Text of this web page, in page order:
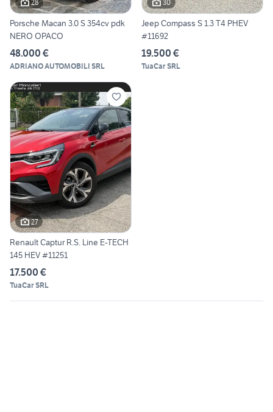
28
Porsche Macan 3.0 S 354cv pdk
NERO OPACO
48.000 €
ADRIANO AUTOMOBILI SRL
30
Jeep Compass S 1.3 T4 PHEV
#11692
19.500 €
TuaCar SRL
27
Renault Captur R.S. Line E-TECH
145 HEV #11251
17.500 €
TuaCar SRL